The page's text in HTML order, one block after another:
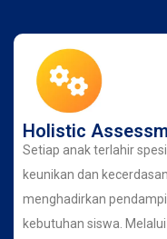
Holistic
Setiap anak terlahir
keunikan dan
menghadirkan
kebutuhan siswa.